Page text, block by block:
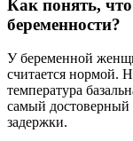
Как понять,
беременности?
У беременной
считается нормой.
температура
самый достоверный
задержки.